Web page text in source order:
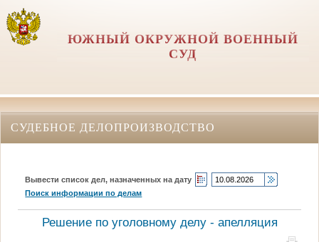
ЮЖНЫЙ ОКРУЖНОЙ ВОЕННЫЙ
СУД
СУДЕБНОЕ ДЕЛОПРОИЗВОДСТВО
Вывести список дел, назначенных на дату
Поиск информации по делам
Решение по уголовному делу - апелляция